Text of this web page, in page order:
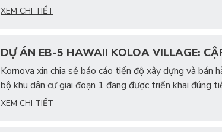
XEM CHI TIẾT
DỰ ÁN EB-5 HAWAII KOLOA VILLAGE:
Kornova xin chia sẻ báo cáo tiến độ xây dựng và
bộ khu dân cư giai đoạn 1 đang được triển khai đúng
XEM CHI TIẾT